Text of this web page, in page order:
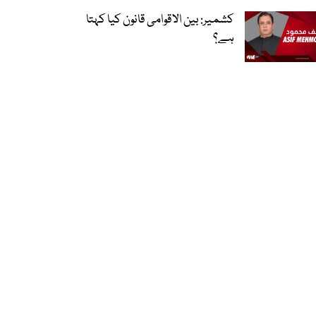
کشمیر: بین الاقوامی قانون کیا کہتا
ہے؟